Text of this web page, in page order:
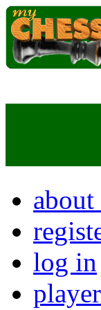
about
log in